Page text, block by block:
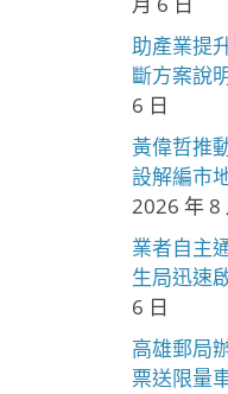
助產業提
斷方案說
6 日
黃偉哲推
設解編市
2026 年 8
業者自主
生局迅速
6 日
高雄郵局
票送限量